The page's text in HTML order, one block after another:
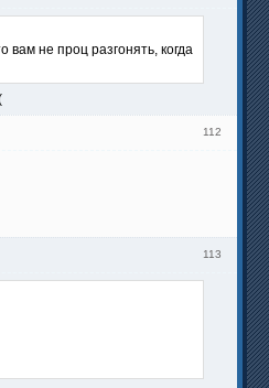
вам не проц разгонять, когда
112
113